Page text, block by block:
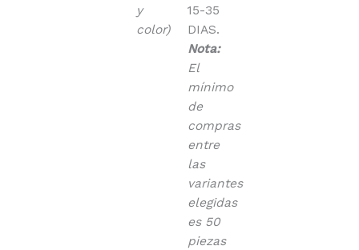
y
color)
15-35
DIAS.
Nota:
El
mínimo
de
compras
entre
las
variantes
elegidas
es 50
piezas